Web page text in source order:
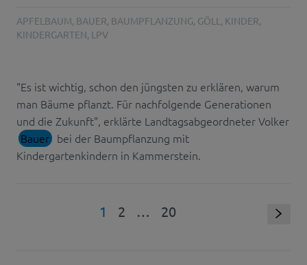
APFELBAUM, BAUER, BAUMPFLANZUNG, GÖLL , KINDER,
KINDERGARTEN, LPV
"Es ist wichtig, schon den jüngsten zu erklären, warum
man Bäume pflanzt. Für nachfolgende Generationen
und die Zukunft", erklärte Landtagsabgeordneter Volker
Bauer bei der Baumpflanzung mit
Kindergartenkindern in Kammerstein.
1 2 … 20 s